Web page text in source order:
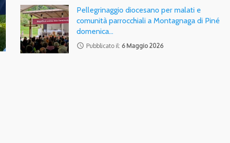
Pellegrinaggio diocesano per malati e
comunità parrocchiali a Montagnaga di Piné
domenica…
access_time Pubblicato il: 6 Maggio 2026